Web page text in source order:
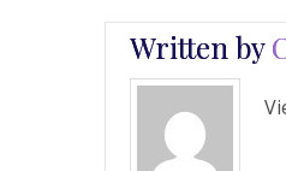
Written by